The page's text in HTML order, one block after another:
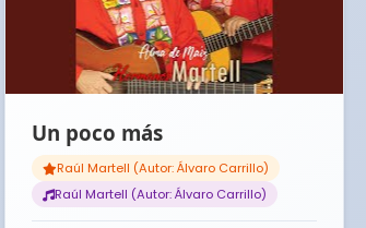
Un poco más
Raúl Martell (Autor: Álvaro Carrillo)
Raúl Martell (Autor: Álvaro Carrillo)